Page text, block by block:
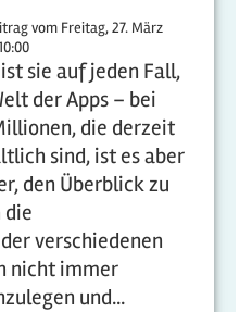
vom Freitag, 27. März
sie auf jeden Fall,
der Apps – bei
die derzeit
sind, ist es aber
den Überblick zu
die
verschiedenen
nicht immer
und...